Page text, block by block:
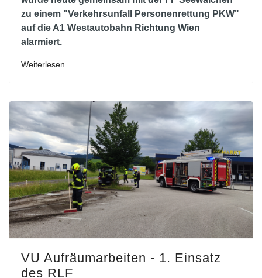
zu einem "Verkehrsunfall Personenrettung PKW"
auf die A1 Westautobahn Richtung Wien
alarmiert.
Weiterlesen …
VU Aufräumarbeiten - 1. Einsatz
des RLF